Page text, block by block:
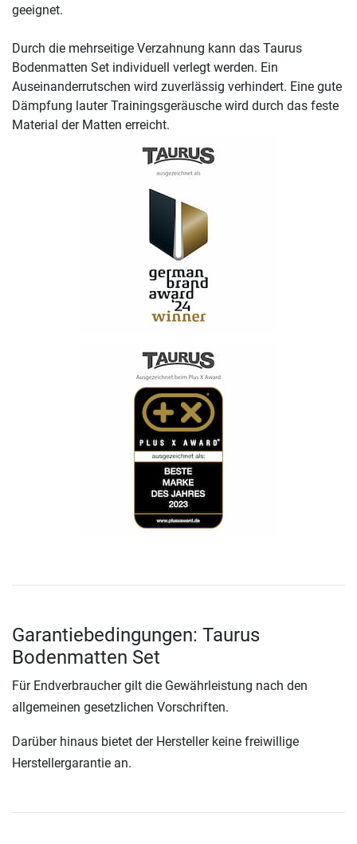
geeignet.
Durch die mehrseitige Verzahnung kann das Taurus
Bodenmatten Set individuell verlegt werden. Ein
Auseinanderrutschen wird zuverlässig verhindert. Eine gute
Dämpfung lauter Trainingsgeräusche wird durch das feste
Material der Matten erreicht.
Garantiebedingungen: Taurus
Bodenmatten Set
Für Endverbraucher gilt die Gewährleistung nach den
allgemeinen gesetzlichen Vorschriften.
Darüber hinaus bietet der Hersteller keine freiwillige
Herstellergarantie an.